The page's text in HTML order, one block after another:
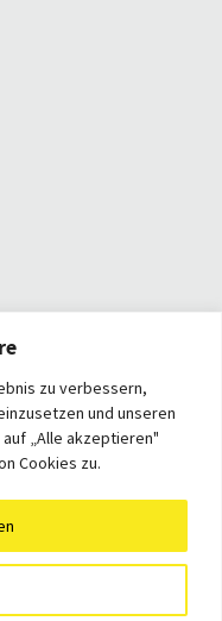
zu verbessern,
und unseren
„Alle akzeptieren"
Cookies zu.